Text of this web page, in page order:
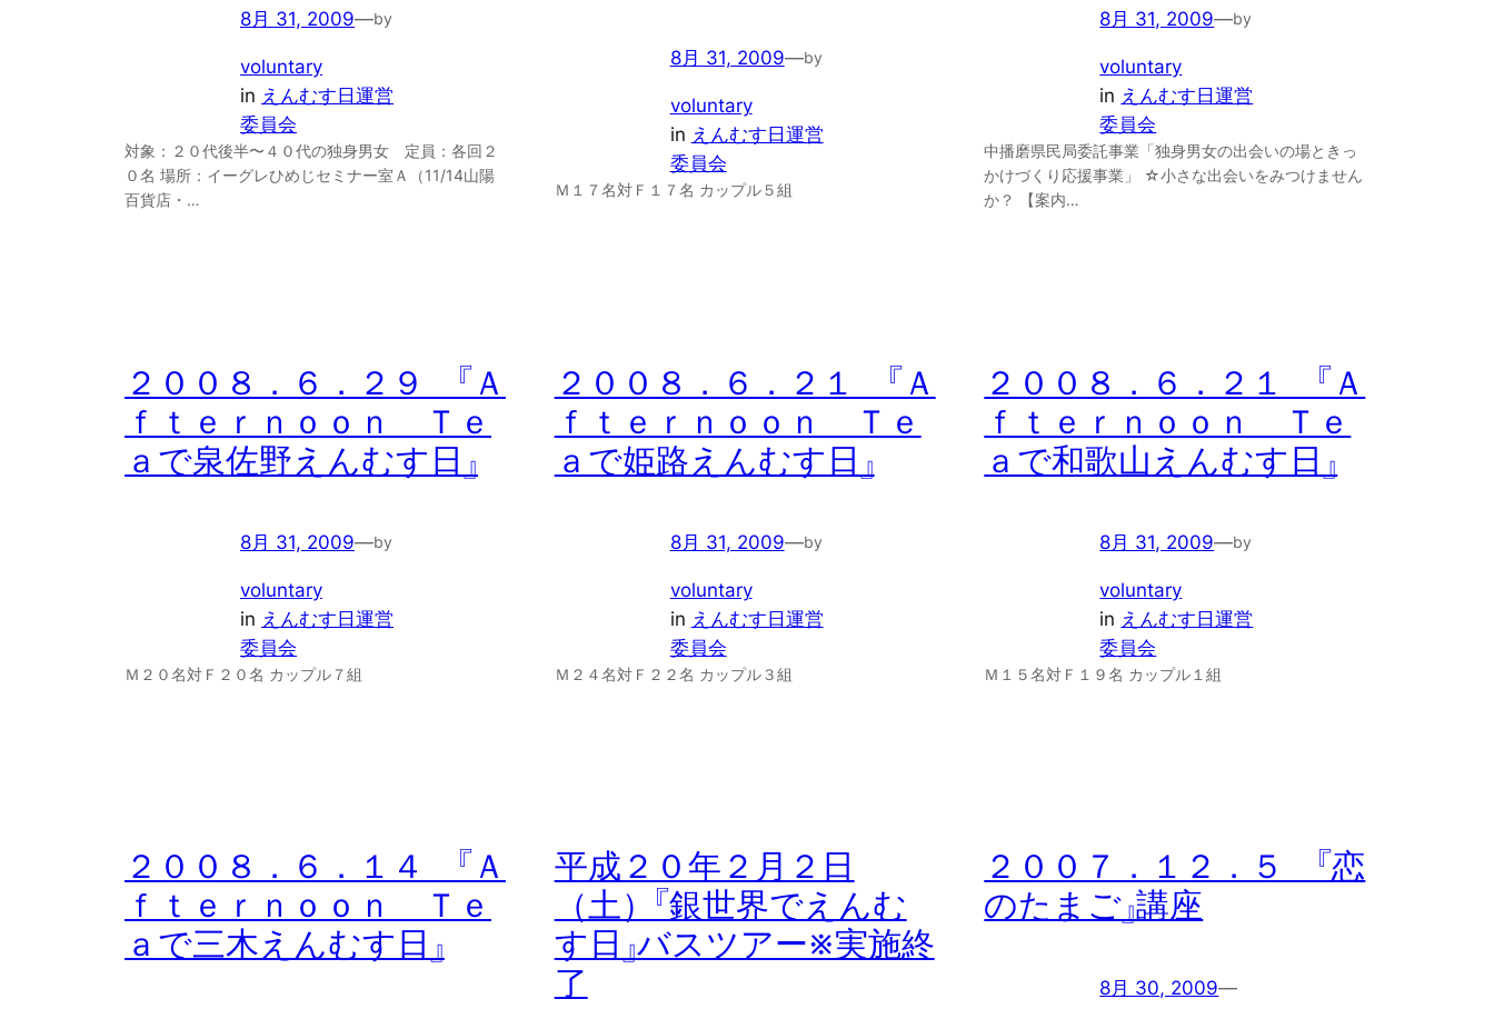
8月 31, 2009—by
voluntary
in えんむす日運営
委員会
対象：２０代後半〜４０代の独身男女 定員：各回２
０名 場所：イーグレひめじセミナー室Ａ（11/14山陽
百貨店・…
8月 31, 2009—by
voluntary
in えんむす日運営
委員会
Ｍ１７名対Ｆ１７名 カップル５組
8月 31, 2009—by
voluntary
in えんむす日運営
委員会
中播磨県民局委託事業「独身男女の出会いの場ときっ
かけづくり応援事業」 ☆小さな出会いをみつけません
か？ 【案内…
２００８．６．２９ 『Ａ
ｆｔｅｒｎｏｏｎ Ｔｅ
ａで泉佐野えんむす日』
8月 31, 2009—by
voluntary
in えんむす日運営
委員会
Ｍ２０名対Ｆ２０名 カップル７組
２００８．６．２１ 『Ａ
ｆｔｅｒｎｏｏｎ Ｔｅ
ａで姫路えんむす日』
8月 31, 2009—by
voluntary
in えんむす日運営
委員会
Ｍ２４名対Ｆ２２名 カップル３組
２００８．６．２１ 『Ａ
ｆｔｅｒｎｏｏｎ Ｔｅ
ａで和歌山えんむす日』
8月 31, 2009—by
voluntary
in えんむす日運営
委員会
Ｍ１５名対Ｆ１９名 カップル１組
２００８．６．１４ 『Ａ
ｆｔｅｒｎｏｏｎ Ｔｅ
ａで三木えんむす日』
平成２０年２月２日
（土）『銀世界でえんむ
す日』バスツアー※実施終
了
２００７．１２．５ 『恋
のたまご』講座
8月 30, 2009—